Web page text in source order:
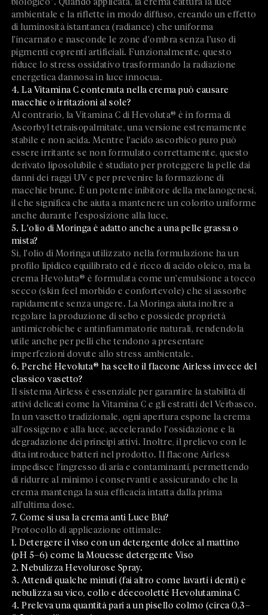
biologico". Quando applicata, la crema cattura la luce
ambientale e la riflette in modo diffuso, creando un effetto
di luminosità istantanea (radiance) che uniforma
l'incarnato e nasconde le zone d'ombra senza l'uso di
pigmenti coprenti artificiali. Funzionalmente, questo
riduce lo stress ossidativo trasformando la radiazione
energetica dannosa in luce innocua.
4. La Vitamina C contenuta nella crema può causare
macchie o irritazioni al sole?
Al contrario, la Vitamina C di Hevoluta® è in forma di
Ascorbyl tetraisopalmitate, una versione estremamente
stabile e non acida. Mentre l'acido ascorbico puro può
essere irritante se non formulato correttamente, questo
derivato liposolubile è studiato per proteggere la pelle dai
danni dei raggi UV e per prevenire la formazione di
macchie brune. È un potente inibitore della melanogenesi,
il che significa che aiuta a mantenere un colorito uniforme
anche durante l'esposizione alla luce.
5. L'olio di Moringa è adatto anche a una pelle grassa o
mista?
Sì, l'olio di Moringa utilizzato nella formulazione ha un
profilo lipidico equilibrato ed è ricco di acido oleico, ma la
crema Hevoluta® è formulata come un'emulsione a tocco
secco (skin feel morbido e confortevole) che si assorbe
rapidamente senza ungere. La Moringa aiuta inoltre a
regolare la produzione di sebo e possiede proprietà
antimicrobiche e antinfiammatorie naturali, rendendola
utile anche per pelli che tendono a presentare
imperfezioni dovute allo stress ambientale.
6. Perché Hevoluta® ha scelto il flacone Airless invece del
classico vasetto?
Il sistema Airless è essenziale per garantire la stabilità di
attivi delicati come la Vitamina C e gli estratti del Verbasco.
In un vasetto tradizionale, ogni apertura espone la crema
all'ossigeno e alla luce, accelerando l'ossidazione e la
degradazione dei principi attivi. Inoltre, il prelievo con le
dita introduce batteri nel prodotto. Il flacone Airless
impedisce l'ingresso di aria e contaminanti, permettendo
di ridurre al minimo i conservanti e assicurando che la
crema mantenga la sua efficacia intatta dalla prima
all'ultima dose.
7. Come si usa la crema anti Luce Blu?
Protocollo di applicazione ottimale:
1. Detergere il viso con un detergente dolce al mattino
(pH 5–6) come la Mouesse detergente Viso
2. Nebulizza Hevolurose Spray.
3. Attendi qualche minuti (fai altro come lavarti i denti) e
nebulizza su vico, collo e déecooletté Hevolutamina C
4. Preleva una quantità pari a un pisello colmo (circa 0,3–